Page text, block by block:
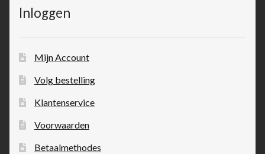
Inloggen
Mijn Account
Volg bestelling
Klantenservice
Voorwaarden
Betaalmethodes